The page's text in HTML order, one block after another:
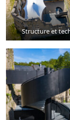
Structure et